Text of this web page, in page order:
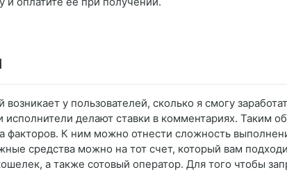
у пользователей, сколько я смогу
исполнители делают ставки в комментариях. Таким
факторов. К ним можно отнести сложность
средства можно на тот счет, который вам
а также сотовый оператор. Для того чтобы